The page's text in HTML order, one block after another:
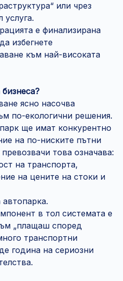
или чрез
услуга.
е финализирана
избегнете
към най-високата
ясно насочва
по-екологични решения.
ще имат конкурентно
на по-ниските пътни
това означава:
на транспорта,
на цените на стоки и
в тол системата е
„плащаш според
транспортни
година на сериозни